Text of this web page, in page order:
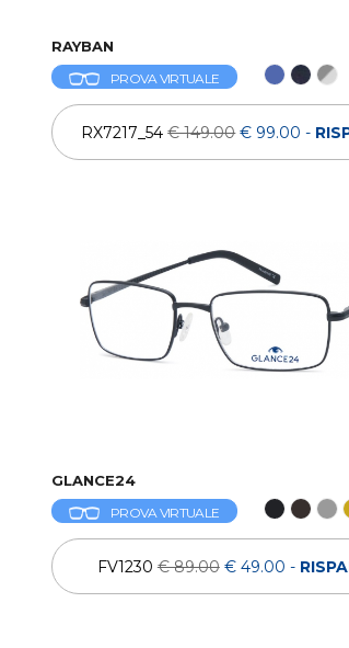
RAYBAN
PROVA VIRTUALE
RX7217_54€ 149.00 € 99.00 -
GLANCE24
PROVA VIRTUALE
FV1230€ 89.00 € 49.00 -